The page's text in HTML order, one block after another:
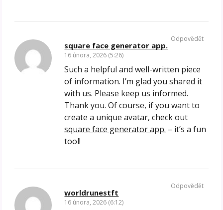
square face generator app.
16 února, 2026 (5:26)
Such a helpful and well-written piece
of information. I’m glad you shared it
with us. Please keep us informed.
Thank you. Of course, if you want to
create a unique avatar, check out
square face generator app. – it’s a fun
tool!
Odpovědět
worldrunestft
16 února, 2026 (6:12)
Odpovědět